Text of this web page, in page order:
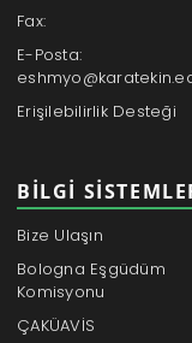
Fax:
E-Posta:
Erişilebilirlik Desteği
BILGI
Bize Ulaşın
Bologna Eşgüdüm
Komisyonu
ÇAKÜAVİS